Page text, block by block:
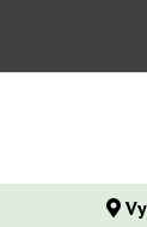
Druhy